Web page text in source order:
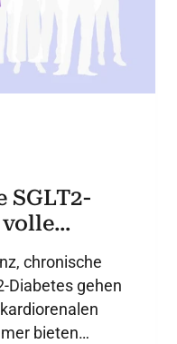
SGLT2-
volle
chronische
Diabetes gehen
bieten